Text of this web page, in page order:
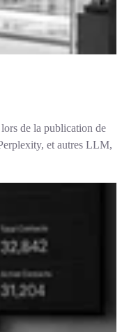
de la publication de
et autres LLM,